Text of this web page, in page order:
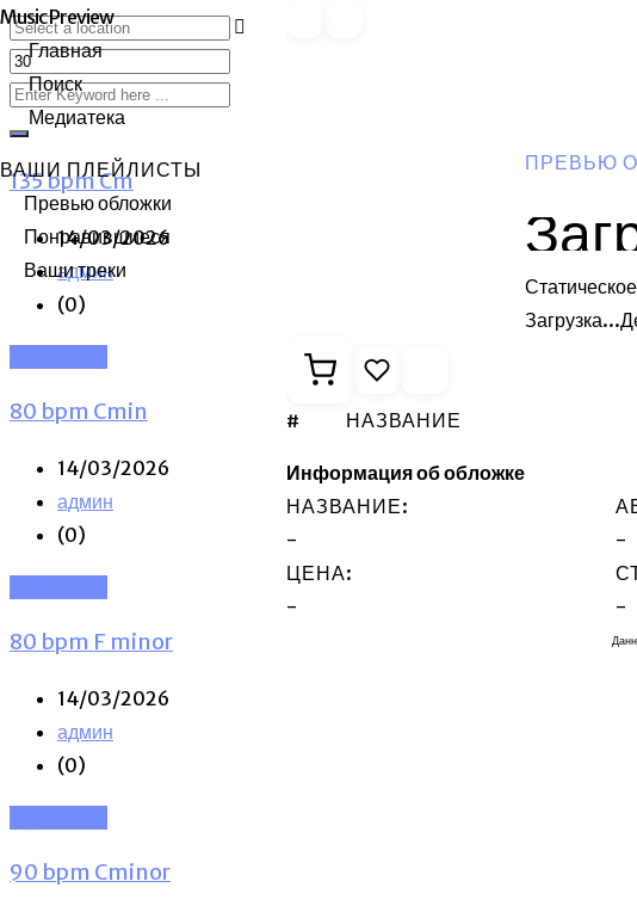
Skip
to
content
135 bpm Cm
14/03/2026
админ
(0)
80 bpm Cmin
14/03/2026
админ
(0)
80 bpm F minor
14/03/2026
админ
(0)
90 bpm Cminor
Music Preview
Главная
Поиск
Медиатека
ВАШИ ПЛЕЙЛИСТЫ
Превью обложки
Понравившиеся
Ваши треки
ПРЕВЬЮ
Загрузка...
# НАЗВАНИЕ
Информация об обложке
НАЗВАНИЕ:
-
-
ЦЕНА:
-
-